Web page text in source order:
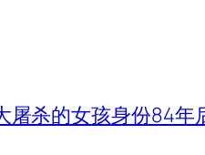
屠杀的女孩身份84年